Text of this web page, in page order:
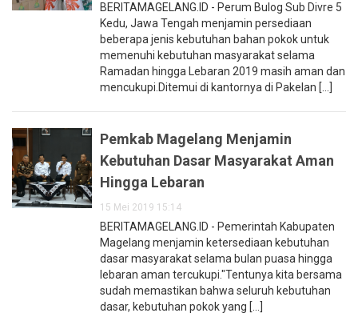
BERITAMAGELANG.ID - Perum Bulog Sub Divre 5
Kedu, Jawa Tengah menjamin persediaan
beberapa jenis kebutuhan bahan pokok untuk
memenuhi kebutuhan masyarakat selama
Ramadan hingga Lebaran 2019 masih aman dan
mencukupi.Ditemui di kantornya di Pakelan [...]
Pemkab Magelang Menjamin
Kebutuhan Dasar Masyarakat Aman
Hingga Lebaran
15 Mei 2019 15:14
BERITAMAGELANG.ID - Pemerintah Kabupaten
Magelang menjamin ketersediaan kebutuhan
dasar masyarakat selama bulan puasa hingga
lebaran aman tercukupi."Tentunya kita bersama
sudah memastikan bahwa seluruh kebutuhan
dasar, kebutuhan pokok yang [...]